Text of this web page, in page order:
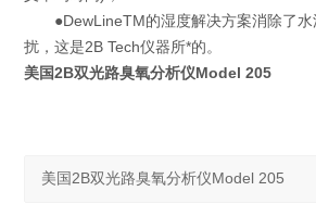
●DewLineTM的湿度解决方案消除了水
扰，这是2B Tech仪器所*的。
美国2B双光路臭氧分析仪Model 205